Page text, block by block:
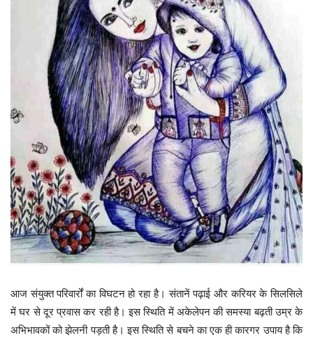
आज संयुक्त परिवार्रों का विघटन हो रहा है। संतानें पढ़ाई और करियर के सिलसिले
में घर से दूर प्रवास कर रही है। इस स्थिति में अकेलेपन की समस्या बढ़ती उम्र के
अभिभावकों को झेलनी पड़ती है। इस स्थिति से बचने का एक ही कारगर उपाय है कि